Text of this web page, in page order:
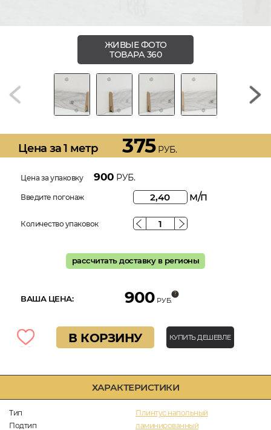
ХАРАКТЕРИСТИКИ
Тип
Плинтус напольный
Подтип
ламинированный
ЖИВЫЕ ФОТО
ТОВАРА 360
Цена за 1 метр 375РУБ.
Цена за упаковку 900 РУБ.
Введите погонаж м/п
Количество упаковок
рассчитать доставку в регионы
ВАША ЦЕНА: 900 РУБ.
В КОРЗИНУ КУПИТЬ ДЕШЕВЛЕ